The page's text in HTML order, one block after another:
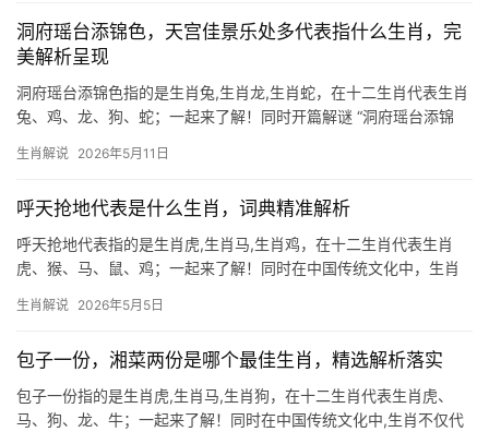
洞府瑶台添锦色，天宫佳景乐处多代表指什么生肖，完
美解析呈现
洞府瑶台添锦色指的是生肖兔,生肖龙,生肖蛇，在十二生肖代表生肖
兔、鸡、龙、狗、蛇；一起来了解！同时开篇解谜 “洞府瑶台添锦
宫伴嫦娥，瑶台天宫皆为其逍遥之境，锦色喻其机敏灵巧，乐处多
生肖解说 2026年5月11日
呼天抢地代表是什么生肖，词典精准解析
呼天抢地代表指的是生肖虎,生肖马,生肖鸡，在十二生肖代表生肖
虎、猴、马、鼠、鸡；一起来了解！同时在中国传统文化中，生肖
探究生肖运势，期盼趋吉避凶，我们就来解读三个与“呼天抢地”情绪
生肖解说 2026年5月5日
包子一份，湘菜两份是哪个最佳生肖，精选解析落实
包子一份指的是生肖虎,生肖马,生肖狗，在十二生肖代表生肖虎、
马、狗、龙、牛；一起来了解！同时在中国传统文化中,生肖不仅代